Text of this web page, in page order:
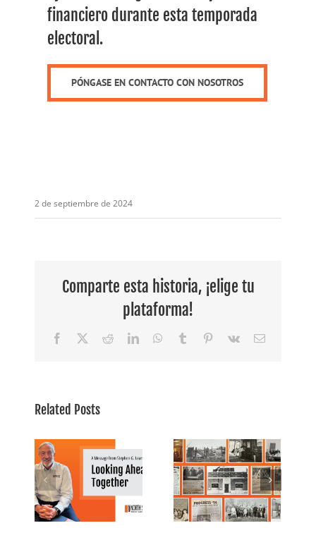
financiero durante esta temporada
electoral.
PÓNGASE EN CONTACTO CON NOSOTROS
2 de septiembre de 2024
Comparte esta historia, ¡elige tu
plataforma!
Facebook RedditLinkedInWhatsApp
Tumblr Pinterest
Vk Email
Related Posts
105 años de
comunidad,
compromiso
y crecimiento
En memoria
de Nathan
Walker